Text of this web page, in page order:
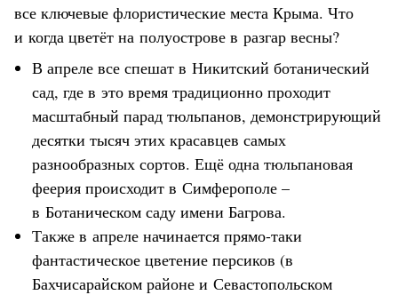
все ключевые флористические места Крыма. Что
и когда цветёт на полуострове в разгар весны?
В апреле все спешат в Никитский ботанический
сад, где в это время традиционно проходит
масштабный парад тюльпанов, демонстрирующий
десятки тысяч этих красавцев самых
разнообразных сортов. Ещё одна тюльпановая
феерия происходит в Симферополе –
в Ботаническом саду имени Багрова.
Также в апреле начинается прямо-таки
фантастическое цветение персиков (в
Бахчисарайском районе и Севастопольском